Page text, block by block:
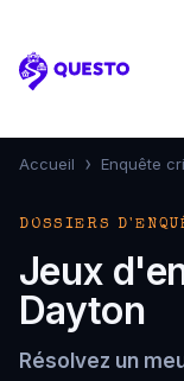
Questo
Accueil › Enquête
DOSSIERS
Jeux
Dayton
Résolvez un